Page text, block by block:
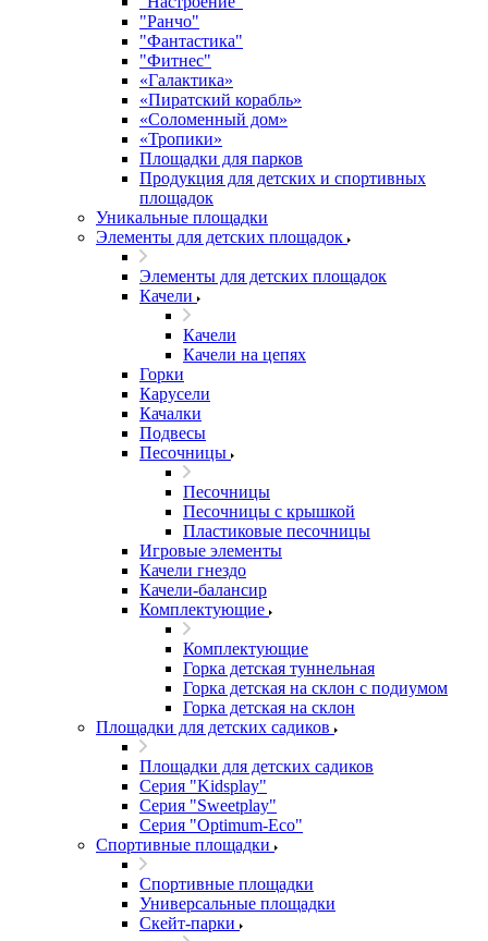
"Ранчо"
"Фантастика"
"Фитнес"
«Галактика»
«Пиратский корабль»
«Соломенный дом»
«Тропики»
Площадки для парков
Продукция для детских и спортивных
площадок
Уникальные площадки
Элементы для детских площадок
Элементы для детских площадок
Качели
Качели
Качели на цепях
Горки
Карусели
Качалки
Подвесы
Песочницы
Песочницы
Песочницы с крышкой
Пластиковые песочницы
Игровые элементы
Качели гнездо
Качели-балансир
Комплектующие
Комплектующие
Горка детская туннельная
Горка детская на склон с подиумом
Горка детская на склон
Площадки для детских садиков
Площадки для детских садиков
Серия "Kidsplay"
Серия "Sweetplay"
Серия "Оptimum-Еco"
Спортивные площадки
Спортивные площадки
Универсальные площадки
Скейт-парки